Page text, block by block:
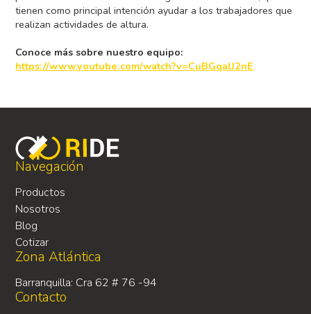
tienen como principal intención ayudar a los trabajadores que
realizan actividades de altura.
Conoce más sobre nuestro equipo:
https://www.youtube.com/watch?v=CuBGqalJ2nE
Navegación
Productos
Nosotros
Blog
Cotizar
Zona Atlántica
Barranquilla: Cra 62 # 76 -94
Contacto